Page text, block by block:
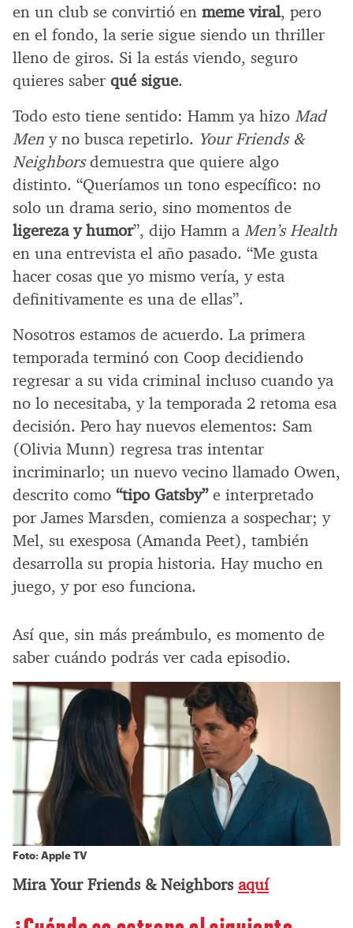
en un club se convirtió en meme viral, pero
en el fondo, la serie sigue siendo un thriller
lleno de giros. Si la estás viendo, seguro
quieres saber qué sigue.
Todo esto tiene sentido: Hamm ya hizo Mad
Men y no busca repetirlo. Your Friends &
Neighborsdemuestra que quiere algo
distinto. “Queríamos un tono específico: no
solo un drama serio, sino momentos de
ligereza y humor”, dijo Hamm a Men’s Health
en una entrevista el año pasado. “Me gusta
hacer cosas que yo mismo vería, y esta
definitivamente es una de ellas”.
Nosotros estamos de acuerdo. La primera
temporada terminó con Coop decidiendo
regresar a su vida criminal incluso cuando ya
no lo necesitaba, y la temporada 2 retoma esa
decisión. Pero hay nuevos elementos: Sam
(Olivia Munn) regresa tras intentar
incriminarlo; un nuevo vecino llamado Owen,
descrito como “tipo Gatsby”e interpretado
por James Marsden, comienza a sospechar; y
Mel, su exesposa (Amanda Peet), también
desarrolla su propia historia. Hay mucho en
juego, y por eso funciona.
Así que, sin más preámbulo, es momento de
saber cuándo podrás ver cada episodio.
Foto: Apple TV
Mira Your Friends & Neighbors aquí